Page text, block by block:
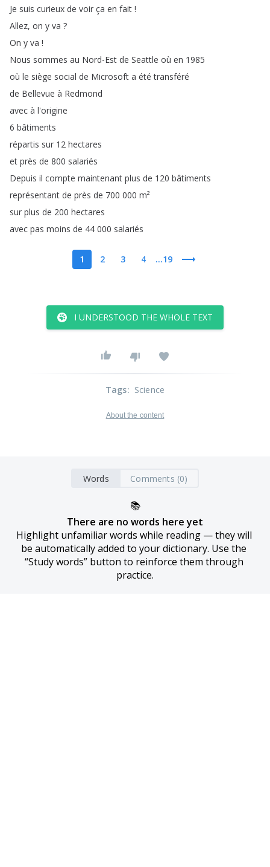
Je suis curieux de voir ça en fait !
Allez, on y va ?
On y va !
Nous sommes au Nord-Est de Seattle où en 1985
où le siège social de Microsoft a été transféré
de Bellevue à Redmond
avec à l'origine
6 bâtiments
répartis sur 12 hectares
et près de 800 salariés
Depuis il compte maintenant plus de 120 bâtiments
représentant de près de 700 000 m²
sur plus de 200 hectares
avec pas moins de 44 000 salariés
1 2 3 4 ...19
I UNDERSTOOD THE WHOLE TEXT
Tags: Science
About the content
Words Comments (0)
📚
There are no words here yet
Highlight unfamiliar words while reading — they will
be automatically added to your dictionary. Use the
“Study words” button to reinforce them through
practice.